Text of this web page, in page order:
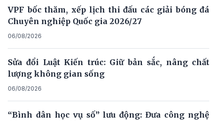
VPF bốc thăm, xếp lịch thi đấu các giải bóng đá
Chuyên nghiệp Quốc gia 2026/27
06/08/2026
Sửa đổi Luật Kiến trúc: Giữ bản sắc, nâng chất
lượng không gian sống
06/08/2026
“Bình dân học vụ số” lưu động: Đưa công nghệ